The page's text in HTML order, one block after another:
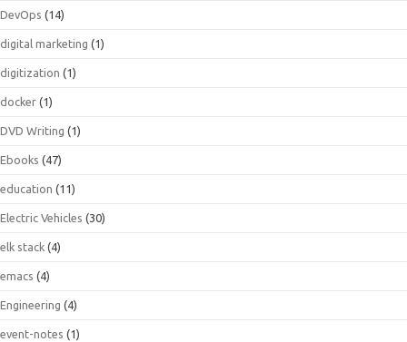
DevOps (14)
digital marketing (1)
digitization (1)
docker (1)
DVD Writing (1)
Ebooks (47)
education (11)
Electric Vehicles (30)
elk stack (4)
emacs (4)
Engineering (4)
event-notes (1)